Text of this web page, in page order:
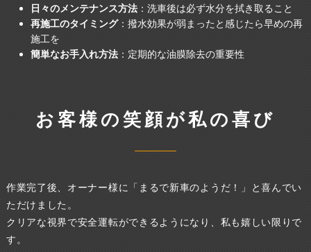
日々のメンテナンス方法：洗車後は必ず水分を拭き取ること
再施工のタイミング：撥水効果が弱まったと感じたら早めの再
施工を
簡単なお手入れ方法：定期的な油膜除去の重要性
お客様の笑顔が私の喜び
作業完了後、オーナー様に「まるで新車のようだ！」と喜んでい
ただけました。
クリアな視界で安全運転ができるようになり、私も嬉しい限りで
す。